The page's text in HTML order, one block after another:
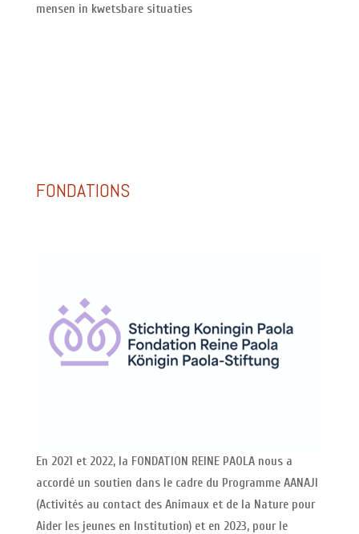
mensen in kwetsbare situaties
FONDATIONS
En 2021 et 2022, la FONDATION REINE PAOLA nous a
accordé un soutien dans le cadre du Programme AANAJI
(Activités au contact des Animaux et de la Nature pour
Aider les jeunes en Institution) et en 2023, pour le